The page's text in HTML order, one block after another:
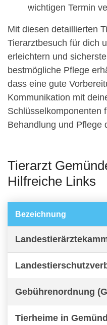
wichtigen Termin
Mit diesen detaillierten
Tierarztbesuch für dich
erleichtern und
bestmögliche Pflege
dass eine gute
Kommunikation mit
Schlüsselkomponenten
Behandlung und Pflege
Tierarzt
Hilfreiche Links
Bezeichnung
Gebührenordnung
Tierheime in